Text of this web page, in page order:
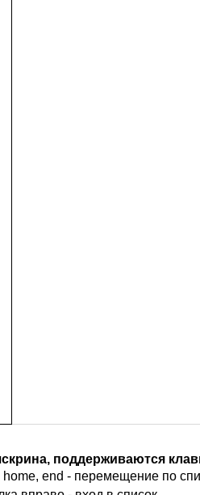
поддерживаются
home, end - перемещение по